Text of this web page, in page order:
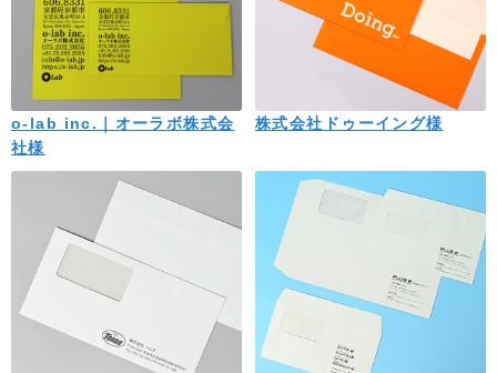
o-lab inc.｜オーラボ株式会
社様
株式会社ドゥーイング様